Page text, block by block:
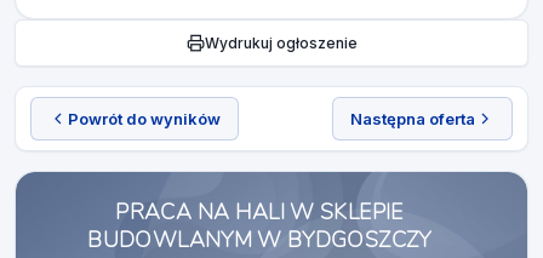
Powrót do wyników Następna oferta
PRACA NA HALI W SKLEPIE
BUDOWLANYM W BYDGOSZCZY
Wydrukuj ogłoszenie